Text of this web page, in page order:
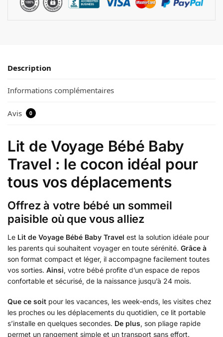
Description
Informations complémentaires
Avis 0
Lit de Voyage Bébé Baby
Travel : le cocon idéal pour
tous vos déplacements
Offrez à votre bébé un sommeil
paisible où que vous alliez
Le Lit de Voyage Bébé Baby Travel est la solution idéale pour
les parents qui souhaitent voyager en toute sérénité. Grâce à
son format compact et léger, il accompagne facilement toutes
vos sorties. Ainsi, votre bébé profite d’un espace de repos
confortable et sécurisé, de la naissance jusqu’à 24 mois.
Que ce soit pour les vacances, les week-ends, les visites chez
les proches ou les déplacements du quotidien, ce lit portable
s’installe en quelques secondes. De plus, son pliage rapide
permet un rangement simple et un transport sans effort.